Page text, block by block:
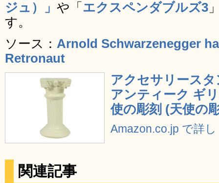
ジュ）」 や「 エクスペンダブルズ3
す。
ソース： Arnold Schwarzenegger
Retronaut
アクセサリース
アンティーク ギ
使の彫刻 (天使の
Amazon.co.jp で詳
関連記事